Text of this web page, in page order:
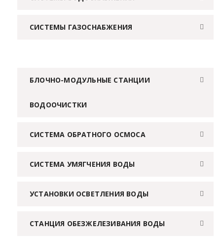
СИСТЕМЫ ГАЗОСНАБЖЕНИЯ
БЛОЧНО-МОДУЛЬНЫЕ СТАНЦИИ
ВОДООЧИСТКИ
СИСТЕМА ОБРАТНОГО ОСМОСА
СИСТЕМА УМЯГЧЕНИЯ ВОДЫ
УСТАНОВКИ ОСВЕТЛЕНИЯ ВОДЫ
СТАНЦИЯ ОБЕЗЖЕЛЕЗИВАНИЯ ВОДЫ